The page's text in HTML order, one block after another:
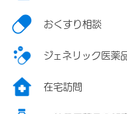
おくすり相談
ジェネリック医薬
在宅訪問